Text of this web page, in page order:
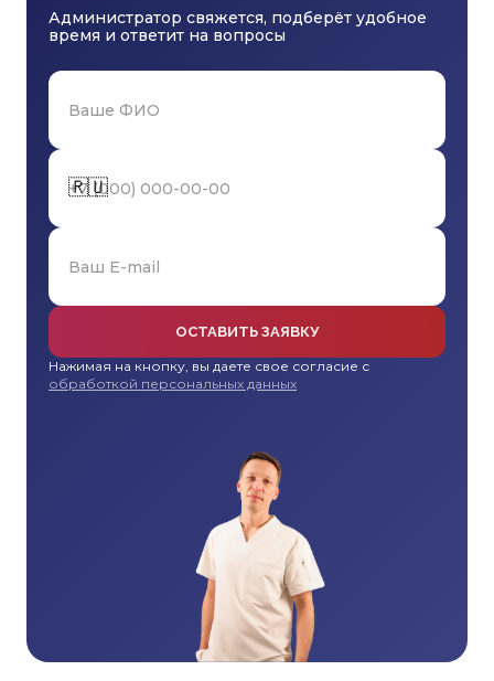
Администратор свяжется, подберёт удобное
время и ответит на вопросы
🇷🇺
ОСТАВИТЬ ЗАЯВКУ
Нажимая на кнопку, вы даете свое согласие с
обработкой персональных данных